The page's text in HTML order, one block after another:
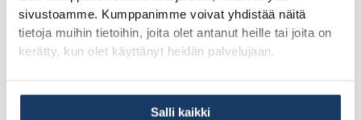
sivustoamme. Kumppanimme voivat yhdistää näitä
tietoja muihin tietoihin, joita olet antanut heille tai joita on
kerätty, kun olet käyttänyt heidän palvelujaan.
Salli kaikki